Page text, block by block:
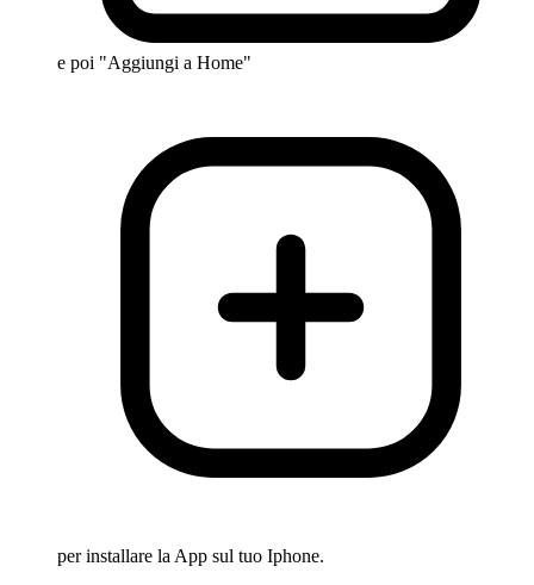
e poi "Aggiungi a Home"
per installare la App sul tuo Iphone.